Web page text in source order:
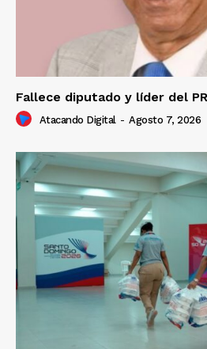
Fallece diputado y líder del
Atacando Digital - Agosto 7, 2026